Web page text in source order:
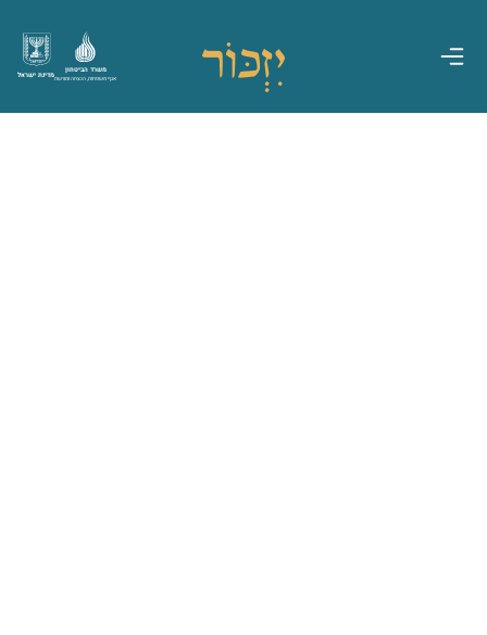
מדינת ישראל
משרד הביטחון
אגף משפחות, הנצחה ומורשת